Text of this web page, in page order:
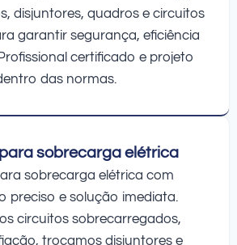
disjuntores, quadros e circuitos
garantir segurança, eficiência
certificado e projeto
das normas.
sobrecarga elétrica
sobrecarga elétrica com
preciso e solução imediata.
circuitos sobrecarregados,
trocamos disjuntores e